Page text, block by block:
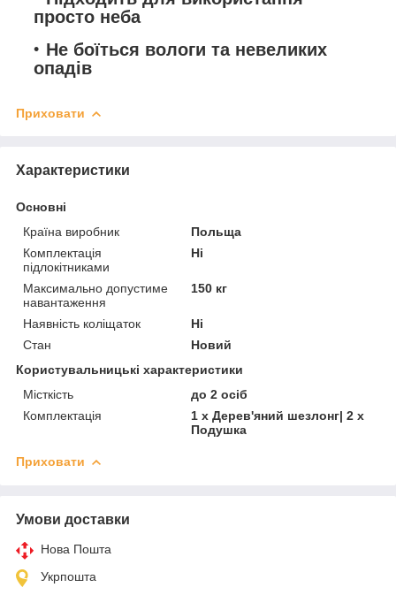
просто неба
Не боїться вологи та невеликих
опадів
Приховати
Характеристики
Основні
Країна виробник
Польща
Комплектація
підлокітниками
Ні
Максимально допустиме
навантаження
150 кг
Наявність коліщаток
Ні
Стан
Новий
Користувальницькі характеристики
Місткість
до 2 осіб
Комплектація
1 x Дерев'яний шезлонг| 2 x
Подушка
Приховати
Умови доставки
Нова Пошта
Укрпошта